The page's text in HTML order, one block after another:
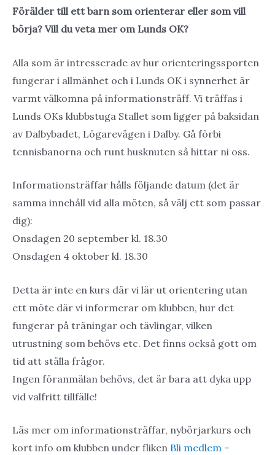
Förälder till ett barn som orienterar eller som vill
börja? Vill du veta mer om Lunds OK?
Alla som är intresserade av hur orienteringssporten
fungerar i allmänhet och i Lunds OK i synnerhet är
varmt välkomna på informationsträff. Vi träffas i
Lunds OKs klubbstuga Stallet som ligger på baksidan
av Dalbybadet, Lögarevägen i Dalby. Gå förbi
tennisbanorna och runt husknuten så hittar ni oss.
Informationsträffar hålls följande datum (det är
samma innehåll vid alla möten, så välj ett som passar
dig):
Onsdagen 20 september kl. 18.30
Onsdagen 4 oktober kl. 18.30
Detta är inte en kurs där vi lär ut orientering utan
ett möte där vi informerar om klubben, hur det
fungerar på träningar och tävlingar, vilken
utrustning som behövs etc. Det finns också gott om
tid att ställa frågor.
Ingen föranmälan behövs, det är bara att dyka upp
vid valfritt tillfälle!
Läs mer om informationsträffar, nybörjarkurs och
kort info om klubben under fliken Bli medlem –